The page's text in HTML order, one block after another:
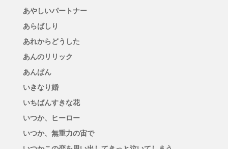
あやしいパートナー
あらばしり
あれからどうした
あんのリリック
あんぱん
いきなり婚
いちばんすきな花
いつか、ヒーロー
いつか、無重力の宙で